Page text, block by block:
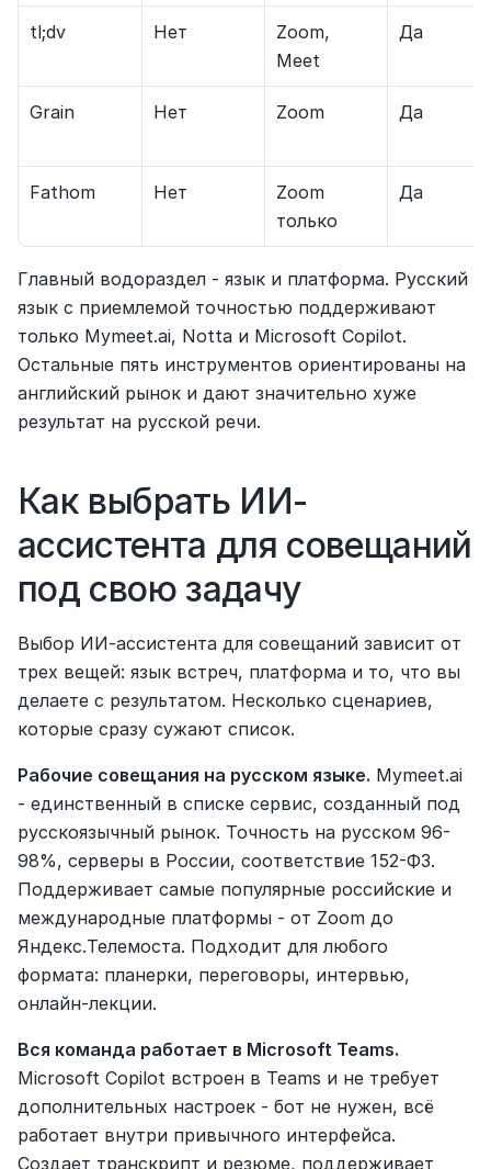
tl;dv Нет
Zoom,
Meet
Да
Grain Нет Zoom Да
Fathom Нет
Zoom
только
Да
Главный водораздел - язык и платформа. Русский
язык с приемлемой точностью поддерживают
только Mymeet.ai, Notta и Microsoft Copilot.
Остальные пять инструментов ориентированы на
английский рынок и дают значительно хуже
результат на русской речи.
Как выбрать ИИ-
ассистента для совещаний
под свою задачу
Выбор ИИ-ассистента для совещаний зависит от
трех вещей: язык встреч, платформа и то, что вы
делаете с результатом. Несколько сценариев,
которые сразу сужают список.
Рабочие совещания на русском языке. Mymeet.ai
- единственный в списке сервис, созданный под
русскоязычный рынок. Точность на русском 96-
98%, серверы в России, соответствие 152-ФЗ.
Поддерживает самые популярные российские и
международные платформы - от Zoom до
Яндекс.Телемоста. Подходит для любого
формата: планерки, переговоры, интервью,
онлайн-лекции.
Microsoft Copilot встроен в Teams и не требует
дополнительных настроек - бот не нужен, всё
работает внутри привычного интерфейса.
Создает транскрипт и резюме, поддерживает